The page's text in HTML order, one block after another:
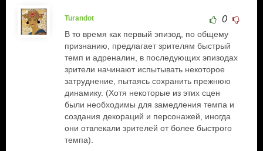
Turandot 0
В то время как первый эпизод, по общему
признанию, предлагает зрителям быстрый
темп и адреналин, в последующих эпизодах
зрители начинают испытывать некоторое
затруднение, пытаясь сохранить прежнюю
динамику. (Хотя некоторые из этих сцен
были необходимы для замедления темпа и
создания декораций и персонажей, иногда
они отвлекали зрителей от более быстрого
темпа).